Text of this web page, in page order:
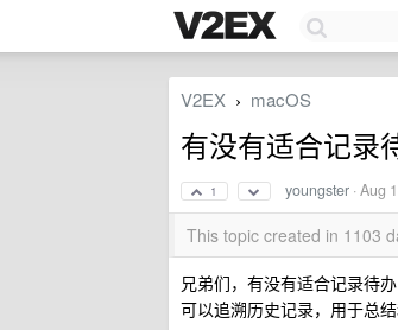
V2EX › macOS
有没有适合记录
1 youngster ·Aug
This topic created in 1103
兄弟们，有没有适合记录待
可以追溯历史记录，用于总